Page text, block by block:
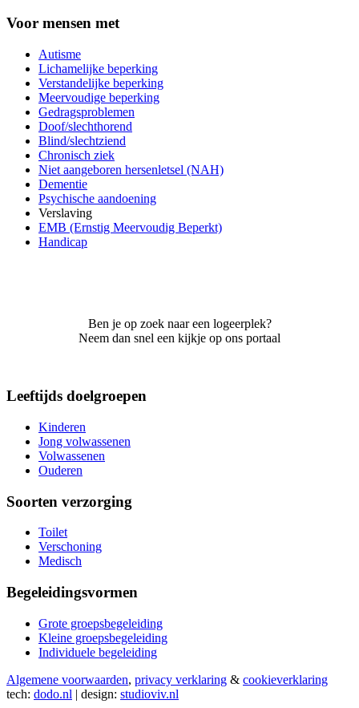
Voor mensen met
Autisme
Lichamelijke beperking
Verstandelijke beperking
Meervoudige beperking
Gedragsproblemen
Doof/slechthorend
Blind/slechtziend
Chronisch ziek
Niet aangeboren hersenletsel (NAH)
Dementie
Psychische aandoening
Verslaving
EMB (Ernstig Meervoudig Beperkt)
Handicap
Ben je op zoek naar een logeerplek?
Neem dan snel een kijkje op ons portaal
Leeftijds doelgroepen
Kinderen
Jong volwassenen
Volwassenen
Ouderen
Soorten verzorging
Toilet
Verschoning
Medisch
Begeleidingsvormen
Grote groepsbegeleiding
Kleine groepsbegeleiding
Individuele begeleiding
Algemene voorwaarden, privacy verklaring & cookieverklaring
tech: dodo.nl | design: studioviv.nl